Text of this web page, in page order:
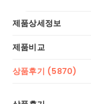
제품상세정보
제품비교
상품후기 (5870)